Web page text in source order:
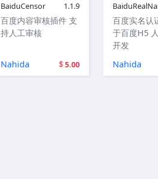
BaiduCensor 1.1.9
百度内容审核插件 支
持人工审核
Nahida 5.00
百度实名认
于百度H5
开发
Nahida